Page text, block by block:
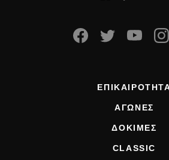
ΑΓΩΝΕΣ
ΔΟΚΙΜΕΣ
CLASSIC